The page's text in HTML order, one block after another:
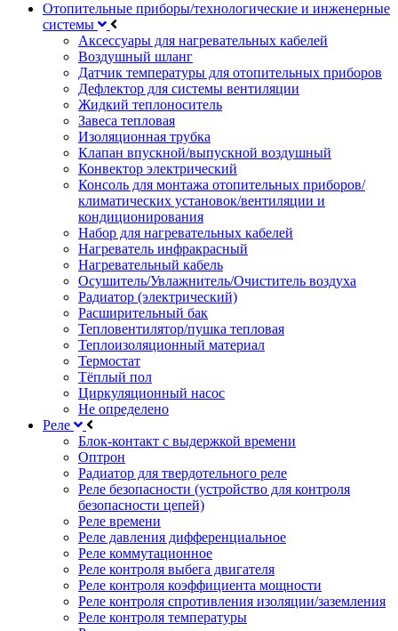
Отопительные приборы/технологические и инженерные
системы
Аксессуары для нагревательных кабелей
Воздушный шланг
Датчик температуры для отопительных приборов
Дефлектор для системы вентиляции
Жидкий теплоноситель
Завеса тепловая
Изоляционная трубка
Клапан впускной/выпускной воздушный
Конвектор электрический
Консоль для монтажа отопительных приборов/
климатических установок/вентиляции и
кондиционирования
Набор для нагревательных кабелей
Нагреватель инфракрасный
Нагревательный кабель
Осушитель/Увлажнитель/Очиститель воздуха
Радиатор (электрический)
Расширительный бак
Тепловентилятор/пушка тепловая
Теплоизоляционный материал
Термостат
Тёплый пол
Циркуляционный насос
Не определено
Реле
Блок-контакт с выдержкой времени
Оптрон
Радиатор для твердотельного реле
Реле безопасности (устройство для контроля
безопасности цепей)
Реле времени
Реле давления дифференциальное
Реле коммутационное
Реле контроля выбега двигателя
Реле контроля коэффициента мощности
Реле контроля спротивления изоляции/заземления
Реле контроля температуры